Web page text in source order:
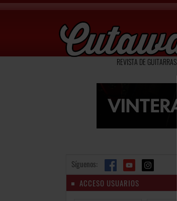
REVISTA DE GUITARRAS
Síguenos:
ACCESO USUARIOS